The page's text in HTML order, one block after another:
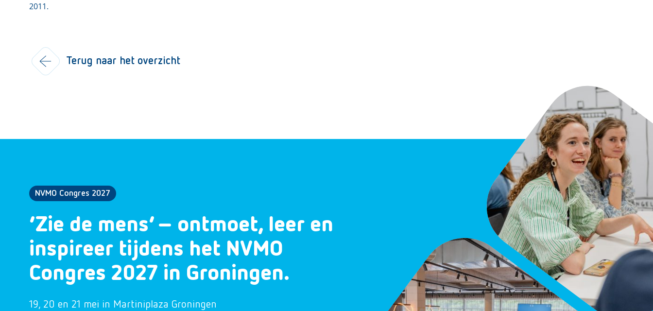
2011.
Terug naar het overzicht
NVMO Congres 2027
‘Zie de mens’ – ontmoet, leer en
inspireer tijdens het NVMO
Congres 2027 in Groningen.
19, 20 en 21 mei in Martiniplaza Groningen